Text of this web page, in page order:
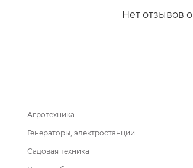
Нет отзывов
Агротехника
Генераторы, электростанции
Садовая техника